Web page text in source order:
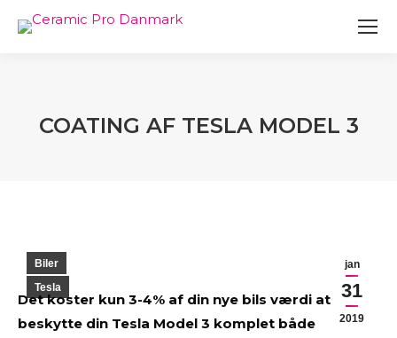
COATING AF TESLA MODEL 3
jan
31
2019
Biler
Tesla
Det koster kun 3-4% af din nye bils værdi at
beskytte din Tesla Model 3 komplet både